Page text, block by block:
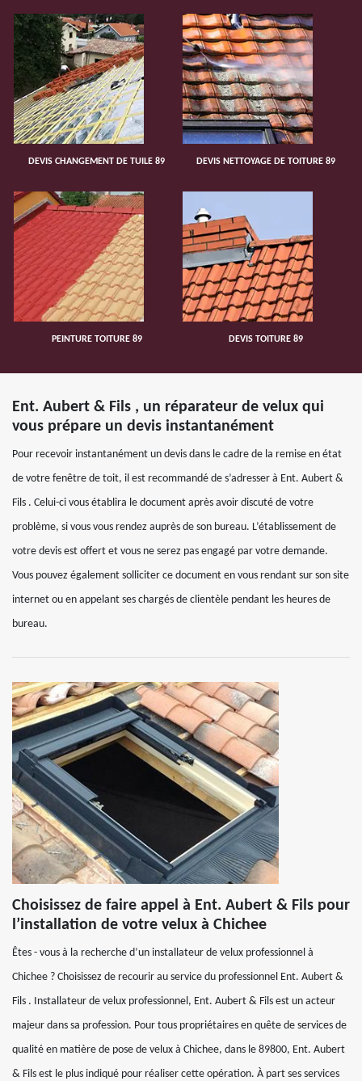
DEVIS CHANGEMENT DE TUILE 89 DEVIS NETTOYAGE DE TOITURE 89
PEINTURE TOITURE 89 DEVIS TOITURE 89
Ent. Aubert & Fils , un réparateur de velux qui
vous prépare un devis instantanément
Pour recevoir instantanément un devis dans le cadre de la remise en état
de votre fenêtre de toit, il est recommandé de s’adresser à Ent. Aubert &
Fils . Celui-ci vous établira le document après avoir discuté de votre
problème, si vous vous rendez auprès de son bureau. L’établissement de
votre devis est offert et vous ne serez pas engagé par votre demande.
Vous pouvez également solliciter ce document en vous rendant sur son site
internet ou en appelant ses chargés de clientèle pendant les heures de
bureau.
Choisissez de faire appel à Ent. Aubert & Fils pour
l’installation de votre velux à Chichee
Êtes - vous à la recherche d’un installateur de velux professionnel à
Chichee ? Choisissez de recourir au service du professionnel Ent. Aubert &
Fils . Installateur de velux professionnel, Ent. Aubert & Fils est un acteur
majeur dans sa profession. Pour tous propriétaires en quête de services de
qualité en matière de pose de velux à Chichee, dans le 89800, Ent. Aubert
& Fils est le plus indiqué pour réaliser cette opération. À part ses services